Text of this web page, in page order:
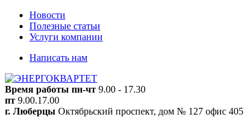
Новости
Полезные статьи
Услуги компании
Написать нам
Время работы пн-чт 9.00 - 17.30
пт 9.00.17.00
г. Люберцы Октябрьский проспект, дом № 127 офис 405